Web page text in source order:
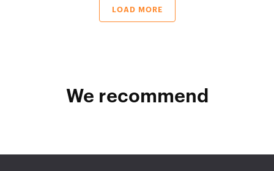
LOAD MORE
We recommend